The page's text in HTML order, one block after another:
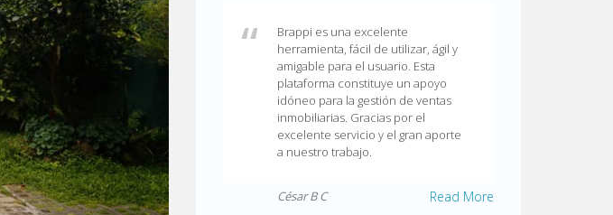
Brappi es una excelente
herramienta, fácil de utilizar, ágil y
amigable para el usuario. Esta
plataforma constituye un apoyo
idóneo para la gestión de ventas
inmobiliarias. Gracias por el
excelente servicio y el gran aporte
a nuestro trabajo.
Read More
César B C